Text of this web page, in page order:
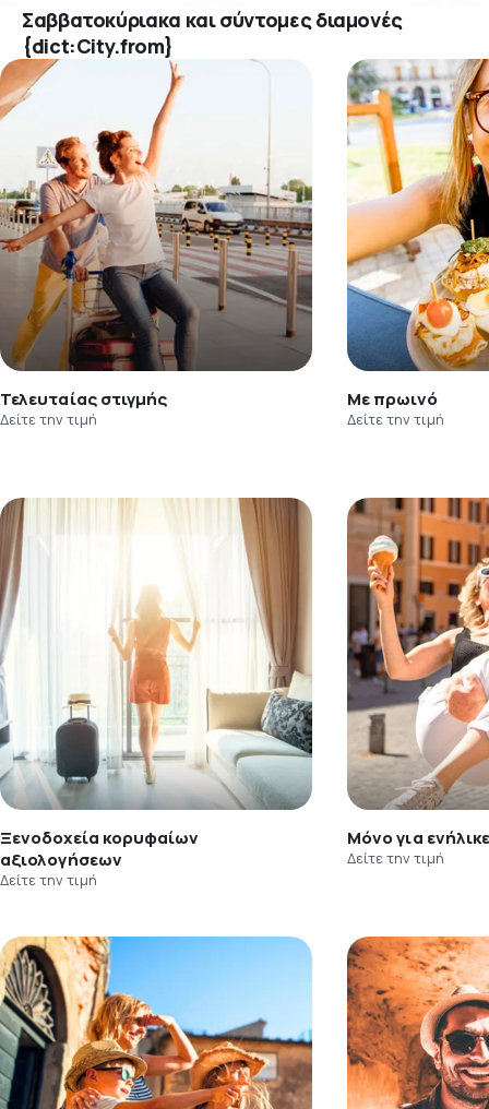
Σαββατοκύριακα και σύντομες διαμονές
{dict:City.from}
Τελευταίας στιγμής
Δείτε την τιμή
Με πρωινό
Δείτε την τιμή
Ξενοδοχεία κορυφαίων
αξιολογήσεων
Δείτε την τιμή
Μόνο για
Δείτε την τιμή